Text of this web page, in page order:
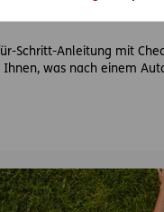
tun und wie verhalte
Schritt-Anleitung mit
Ihnen, was nach einem